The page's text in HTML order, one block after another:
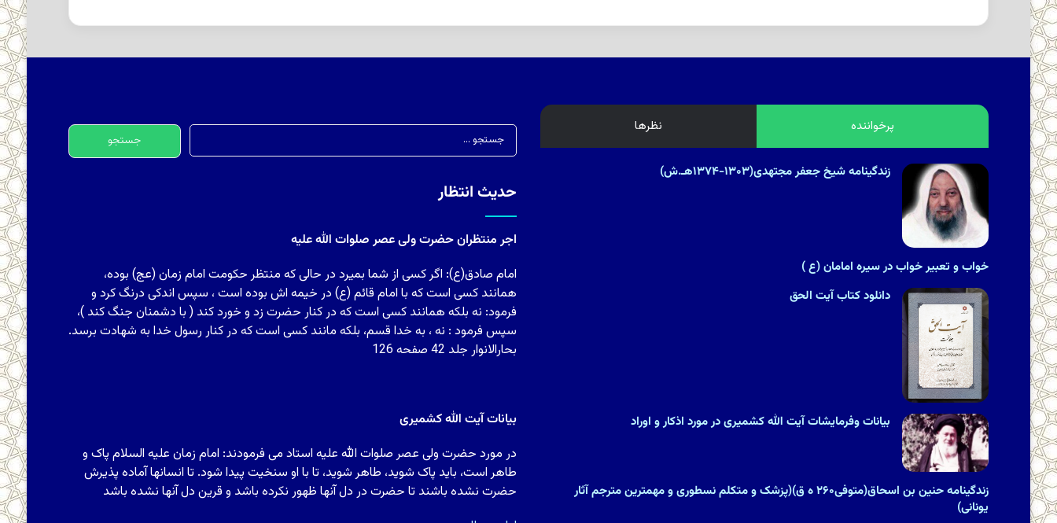
پرخواننده نظرها
زندگینامه شیخ جعفر مجتهدی(۱۳۰۳-۱۳۷۴هـ.ش)
خواب و تعبیر خواب در سیره امامان (ع )
دانلود کتاب آیت الحق
بیانات وفرمایشات آیت الله کشمیری در مورد اذکار و اوراد
زندگینامه حنین بن اسحاق(متوفی۲۶۰ ه ق)(پزشک و متکلم نسطورى و مهمترین مترجم آثار
یونانى)
جستجو
برای:
حدیث انتظار
اجر منتظران حضرت ولی عصر صلوات الله علیه
امام صادق(ع): اگر کسی از شما بمیرد در حالی که منتظر حکومت امام زمان (عج) بوده،
همانند کسی است که با امام قائم (ع) در خیمه اش بوده است ، سپس اندکی درنگ کرد و
فرمود: نه بلکه همانند کسی است که در کنار حضرت زد و خورد کند ( با دشمنان جنگ کند )،
سپس فرمود : نه ، به خدا قسم، بلکه مانند کسی است که در کنار رسول خدا به شهادت برسد.
بحارالانوار جلد 42 صفحه 126
بیانات آیت الله کشمیری
در مورد حضرت ولی عصر صلوات الله علیه استاد مى‏ فرمودند: امام زمان‏ علیه السلام پاک و
طاهر است، باید پاک شوید، طاهر شوید، تا با او سنخیت پیدا شود. تا انسان‏ها آماده پذیرش
حضرت نشده باشند تا حضرت در دل آن‏ها ظهور نکرده باشد و قرین دل آنها نشده باشد